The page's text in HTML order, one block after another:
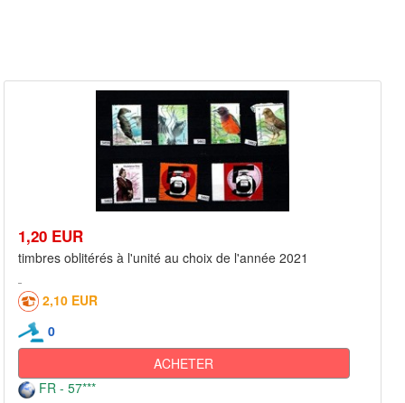
1,20 EUR
timbres oblitérés à l'unité au choix de l'année 2021
2,10 EUR
0
ACHETER
FR - 57***